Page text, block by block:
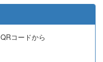
コードから